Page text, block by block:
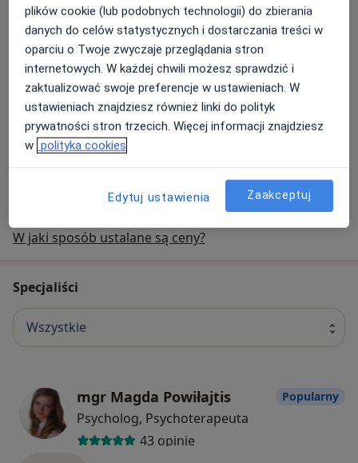
Umów
Konsultacja seksuologiczna
200 zł - 250 zł
Szczegółykonsultacja seksuologiczna
Umów
Popularna
W jaki sposób ustalane są ceny?
Specjaliści
Wszystkie
mgr Magda Powiłajtis
Psycholog, Psychoterapeuta
43 opinie
Popularny
plików cookie (lub podobnych technologii) do zbierania
danych do celów statystycznych i dostarczania treści w
oparciu o Twoje zwyczaje przeglądania stron
internetowych. W każdej chwili możesz sprawdzić i
zaktualizować swoje preferencje w ustawieniach. W
ustawieniach znajdziesz również linki do polityk
prywatności stron trzecich. Więcej informacji znajdziesz
w polityka cookies
Edytuj ustawienia Zaakceptuj